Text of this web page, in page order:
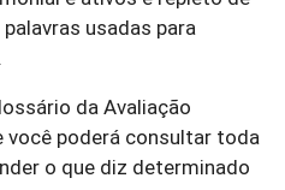
usadas para
da Avaliação
você poderá consultar toda
o que diz determinado